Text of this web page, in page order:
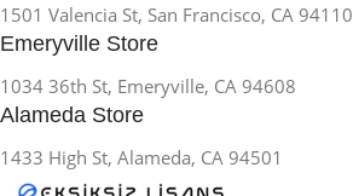
1501 Valencia St, San Francisco, CA 94110
Emeryville Store
1034 36th St, Emeryville, CA 94608
Alameda Store
1433 High St, Alameda, CA 94501